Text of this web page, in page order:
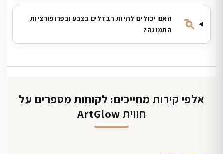
האם יכולים להיות הבדלים בצבע ובפרופורציות
התמונה?
אלפי קירות מחייכים: לקוחות מספרים על
חווית ArtGlow